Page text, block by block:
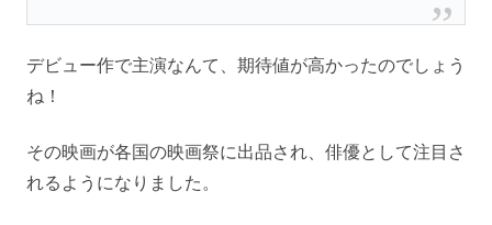
デビュー作で主演なんて、期待値が高かったのでしょう
ね！
その映画が各国の映画祭に出品され、俳優として注目さ
れるようになりました。